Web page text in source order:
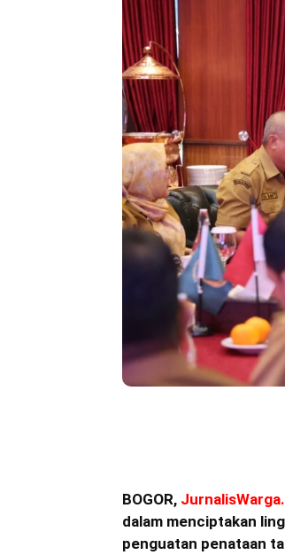
BOGOR,
dalam menciptakan
penguatan penataan